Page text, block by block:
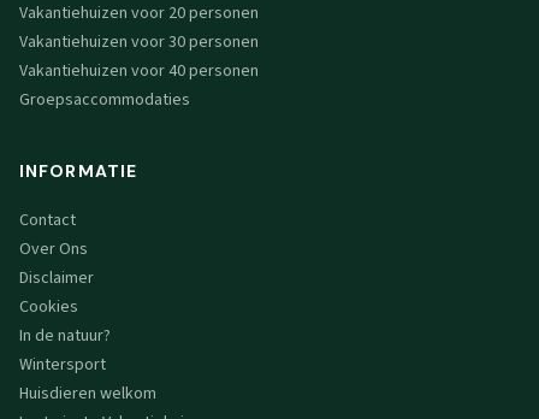
Vakantiehuizen voor 20 personen
Vakantiehuizen voor 30 personen
Vakantiehuizen voor 40 personen
Groepsaccommodaties
INFORMATIE
Contact
Over Ons
Disclaimer
Cookies
In de natuur?
Wintersport
Huisdieren welkom